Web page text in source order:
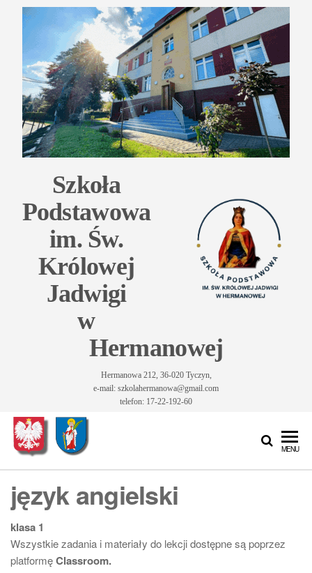
Przejdź
Szkoła
Podstawowa
im. Św.
Królowej
Jadwigi
w
Hermanowej
Hermanowa 212, 36-020 Tyczyn,
e-mail: szkolahermanowa@gmail.com
telefon: 17-22-192-60
Podstawowa
im. Św.
Królowej
Jadwigi w
Hermanowej
im. Św.
Królowej
Jadwigi w
MENU
język angielski
klasa 1
Wszystkie zadania i materiały do lekcji dostępne są poprzez
platformęClassroom.